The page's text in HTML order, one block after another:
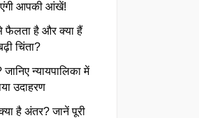
आपकी आंखें!
फैलता है और क्या हैं
चिंता?
न्यायपालिका में
उदाहरण
है अंतर? जानें पूरी